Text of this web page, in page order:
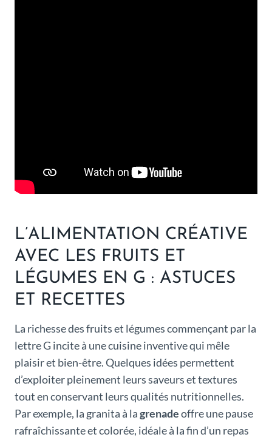
L’ALIMENTATION CRÉATIVE
AVEC LES FRUITS ET
LÉGUMES EN G : ASTUCES
ET RECETTES
La richesse des fruits et légumes commençant par la
lettre G incite à une cuisine inventive qui mêle
plaisir et bien-être. Quelques idées permettent
d’exploiter pleinement leurs saveurs et textures
tout en conservant leurs qualités nutritionnelles.
Par exemple, la granita à lagrenadeoffre une pause
rafraîchissante et colorée, idéale à la fin d’un repas